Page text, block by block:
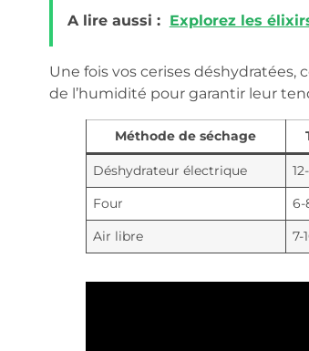
A lire aussi : Explorez les
Une fois vos cerises déshydratées,
de l’humidité pour garantir leur
Méthode de séchage
Déshydrateur électrique
Four
6-
Air libre
7-